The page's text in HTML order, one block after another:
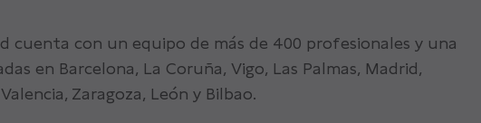
cuenta con un equipo de más de 400 profesionales y una
en Barcelona, La Coruña, Vigo, Las Palmas, Madrid,
Zaragoza, León y Bilbao.